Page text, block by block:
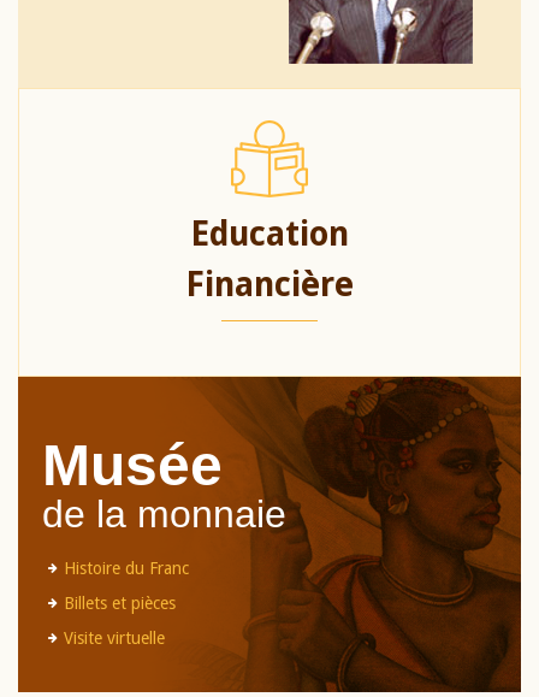
Education
Financière
Musée
de la monnaie
Histoire du Franc
Billets et pièces
Visite virtuelle